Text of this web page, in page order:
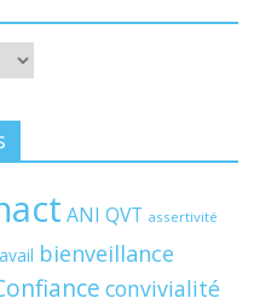
ANI QVT assertivité
bienveillance
convivialité